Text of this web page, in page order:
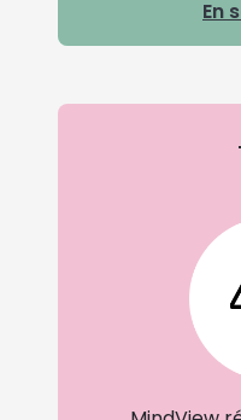
En